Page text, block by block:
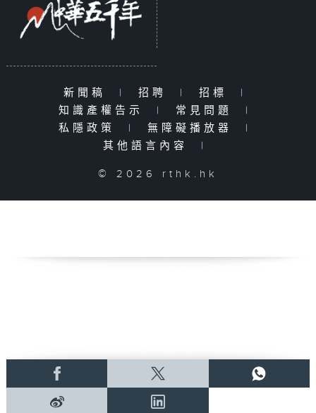
新聞稿 | 招聘 | 招標
|
知識產權告示
| 常見問題
|
私隱政策
| 無障礙播放器
|
其他語言內容
|
© 2026 rthk.hk